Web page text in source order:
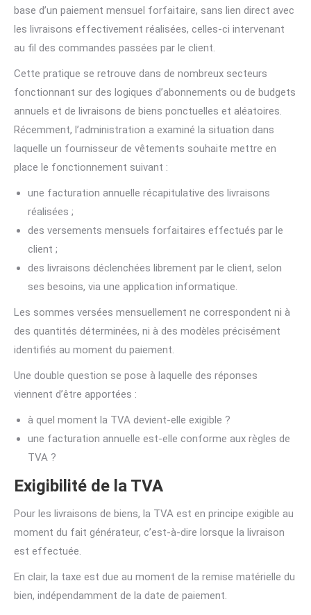
base d’un paiement mensuel forfaitaire, sans lien direct avec
les livraisons effectivement réalisées, celles-ci intervenant
au fil des commandes passées par le client.
Cette pratique se retrouve dans de nombreux secteurs
fonctionnant sur des logiques d’abonnements ou de budgets
annuels et de livraisons de biens ponctuelles et aléatoires.
Récemment, l’administration a examiné la situation dans
laquelle un fournisseur de vêtements souhaite mettre en
place le fonctionnement suivant :
une facturation annuelle récapitulative des livraisons
réalisées ;
des versements mensuels forfaitaires effectués par le
client ;
des livraisons déclenchées librement par le client, selon
ses besoins, via une application informatique.
Les sommes versées mensuellement ne correspondent ni à
des quantités déterminées, ni à des modèles précisément
identifiés au moment du paiement.
Une double question se pose à laquelle des réponses
viennent d’être apportées :
à quel moment la TVA devient-elle exigible ?
une facturation annuelle est-elle conforme aux règles de
TVA ?
Exigibilité de la TVA
Pour les livraisons de biens, la TVA est en principe exigible au
moment du fait générateur, c’est-à-dire lorsque la livraison
est effectuée.
En clair, la taxe est due au moment de la remise matérielle du
bien, indépendamment de la date de paiement.